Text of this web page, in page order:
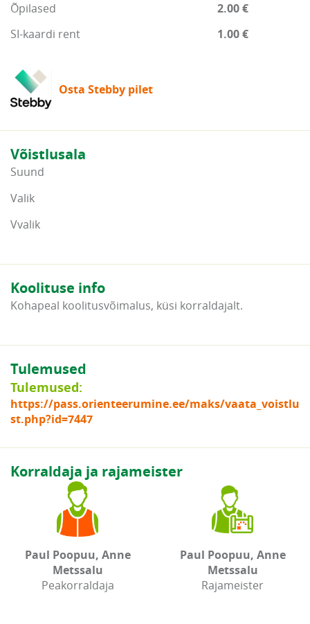
Õpilased
2.00 €
SI-kaardi rent
1.00 €
Osta Stebby pilet
Võistlusala
Suund
Valik
Vvalik
Koolituse info
Kohapeal koolitusvõimalus, küsi korraldajalt.
Tulemused
Tulemused:
https://pass.orienteerumine.ee/maks/vaata_voistlu
st.php?id=7447
Korraldaja ja rajameister
Paul Poopuu, Anne
Metssalu
Peakorraldaja
Paul Poopuu, Anne
Metssalu
Rajameister